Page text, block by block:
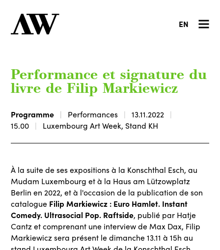
EN
Performance et signature du
livre de Filip Markiewicz
Programme Performances
13.11.2022
15.00
Luxembourg Art Week, Stand KH
À la suite de ses expositions à la Konschthal Esch, au
Mudam Luxembourg et à la Haus am Lützowplatz
Berlin en 2022, et à l'occasion de la publication de son
catalogue Filip Markiewicz : Euro Hamlet. Instant
Comedy. Ultrasocial Pop. Raftside, publié par Hatje
Cantz et comprenant une interview de Max Dax, Filip
Markiewicz sera présent le dimanche 13.11 à 15h au